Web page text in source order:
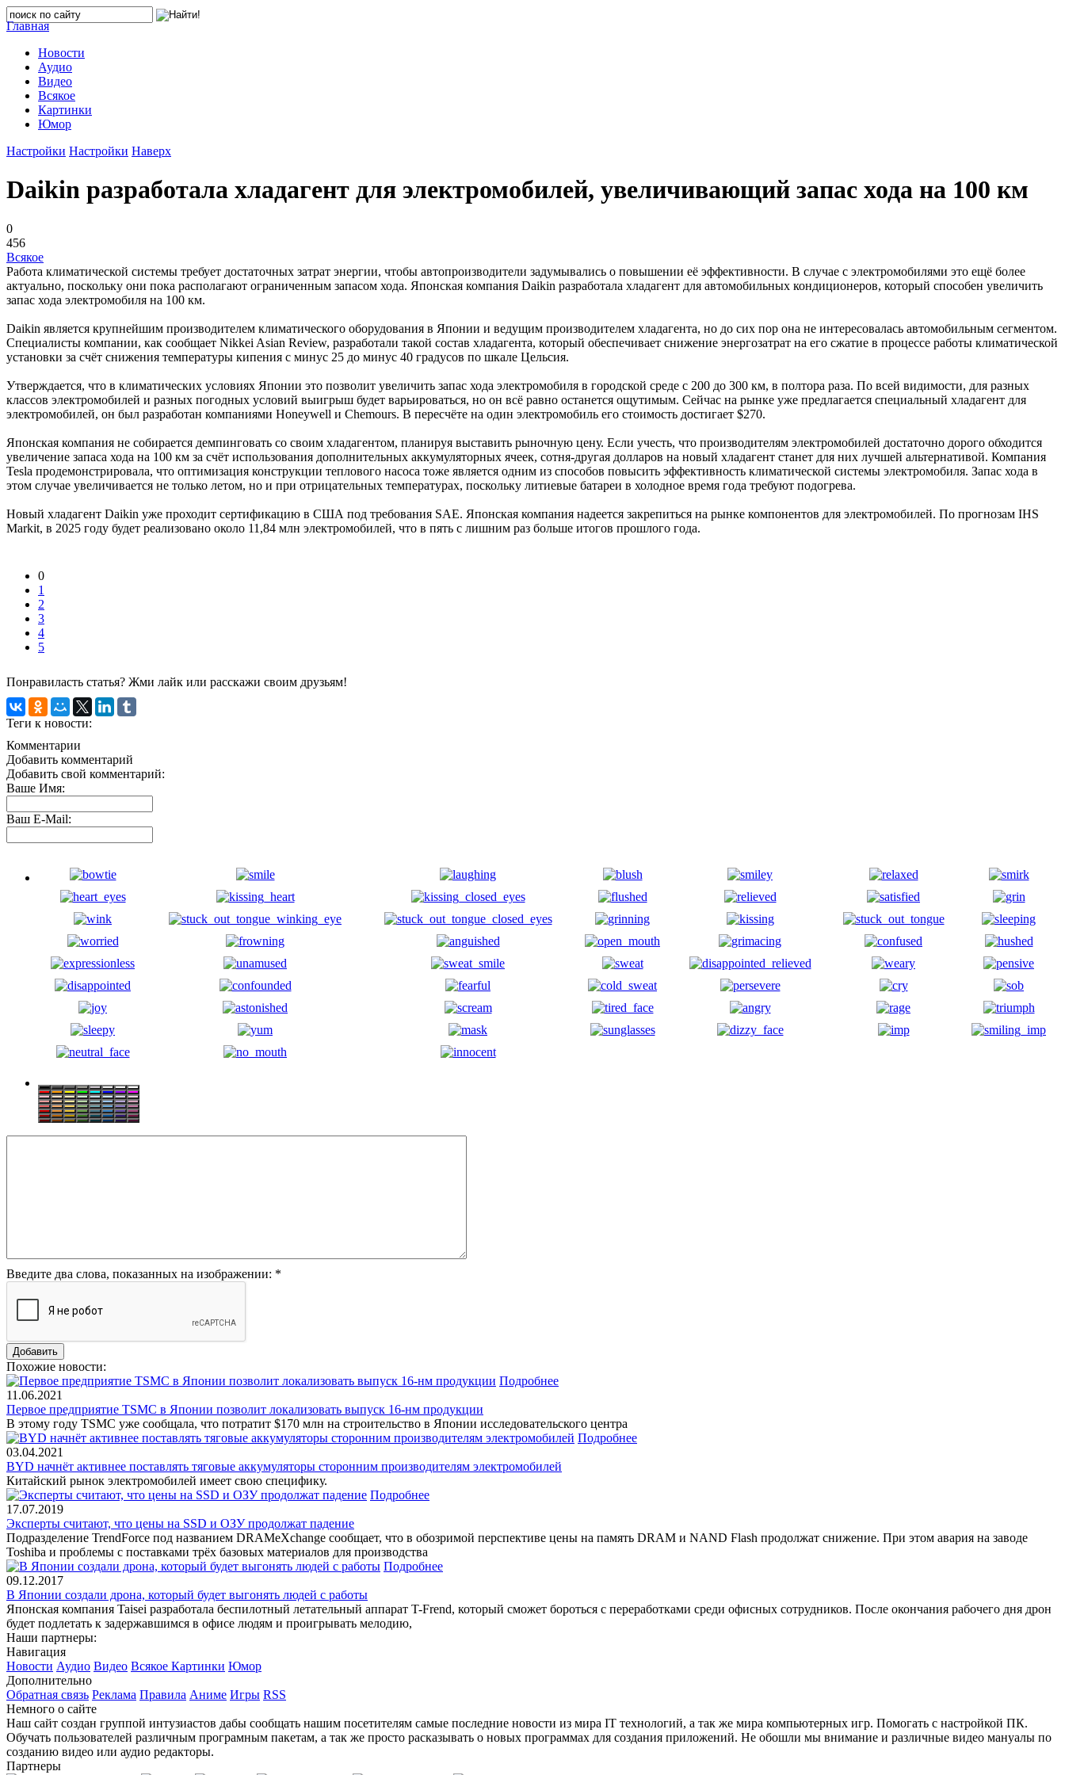
Главная
Новости
Аудио
Видео
Всякое
Картинки
Юмор
Настройки Настройки Наверх
Daikin разработала хладагент для электромобилей, увеличивающий запас хода на 100 км
0
456
Всякое
Работа климатической системы требует достаточных затрат энергии, чтобы автопроизводители задумывались о повышении её эффективности. В случае с электромобилями это ещё более
актуально, поскольку они пока располагают ограниченным запасом хода. Японская компания Daikin разработала хладагент для автомобильных кондиционеров, который способен увеличить
запас хода электромобиля на 100 км.
Daikin является крупнейшим производителем климатического оборудования в Японии и ведущим производителем хладагента, но до сих пор она не интересовалась автомобильным сегментом.
Специалисты компании, как сообщает Nikkei Asian Review, разработали такой состав хладагента, который обеспечивает снижение энергозатрат на его сжатие в процессе работы климатической
установки за счёт снижения температуры кипения с минус 25 до минус 40 градусов по шкале Цельсия.
Утверждается, что в климатических условиях Японии это позволит увеличить запас хода электромобиля в городской среде с 200 до 300 км, в полтора раза. По всей видимости, для разных
классов электромобилей и разных погодных условий выигрыш будет варьироваться, но он всё равно останется ощутимым. Сейчас на рынке уже предлагается специальный хладагент для
электромобилей, он был разработан компаниями Honeywell и Chemours. В пересчёте на один электромобиль его стоимость достигает $270.
Японская компания не собирается демпинговать со своим хладагентом, планируя выставить рыночную цену. Если учесть, что производителям электромобилей достаточно дорого обходится
увеличение запаса хода на 100 км за счёт использования дополнительных аккумуляторных ячеек, сотня-другая долларов на новый хладагент станет для них лучшей альтернативой. Компания
Tesla продемонстрировала, что оптимизация конструкции теплового насоса тоже является одним из способов повысить эффективность климатической системы электромобиля. Запас хода в
этом случае увеличивается не только летом, но и при отрицательных температурах, поскольку литиевые батареи в холодное время года требуют подогрева.
Новый хладагент Daikin уже проходит сертификацию в США под требования SAE. Японская компания надеется закрепиться на рынке компонентов для электромобилей. По прогнозам IHS
Markit, в 2025 году будет реализовано около 11,84 млн электромобилей, что в пять с лишним раз больше итогов прошлого года.
0
1
2
3
4
5
Понравиласть статья? Жми лайк или расскажи своим друзьям!
Теги к новости:
Комментарии
Добавить комментарий
Добавить свой комментарий:
Ваше Имя:
Ваш E-Mail:
Введите два слова, показанных на изображении: *
Похожие новости:
Подробнее
11.06.2021
Первое предприятие TSMC в Японии позволит локализовать выпуск 16-нм продукции
В этому году TSMC уже сообщала, что потратит $170 млн на строительство в Японии исследовательского центра
Подробнее
03.04.2021
BYD начнёт активнее поставлять тяговые аккумуляторы сторонним производителям электромобилей
Китайский рынок электромобилей имеет свою специфику.
Подробнее
17.07.2019
Эксперты считают, что цены на SSD и ОЗУ продолжат падение
Подразделение TrendForce под названием DRAMeXchange сообщает, что в обозримой перспективе цены на память DRAM и NAND Flash продолжат снижение. При этом авария на заводе
Toshiba и проблемы с поставками трёх базовых материалов для производства
Подробнее
09.12.2017
В Японии создали дрона, который будет выгонять людей с работы
Японская компания Taisei разработала беспилотный летательный аппарат T-Frend, который сможет бороться с переработками среди офисных сотрудников. После окончания рабочего дня дрон
будет подлетать к задержавшимся в офисе людям и проигрывать мелодию,
Наши партнеры:
Навигация
Новости Аудио Видео Всякое Картинки Юмор
Дополнительно
Обратная связь Реклама Правила Аниме Игры RSS
Немного о сайте
Наш сайт создан группой интузиастов дабы сообщать нашим посетителям самые последние новости из мира IT технологий, а так же мира компьютерных игр. Помогать с настройкой ПК.
Обучать пользователей различным програмным пакетам, а так же просто расказывать о новых программах для создания приложений. Не обошли мы внимание и различные видео мануалы по
созданию видео или аудио редакторы.
Партнеры